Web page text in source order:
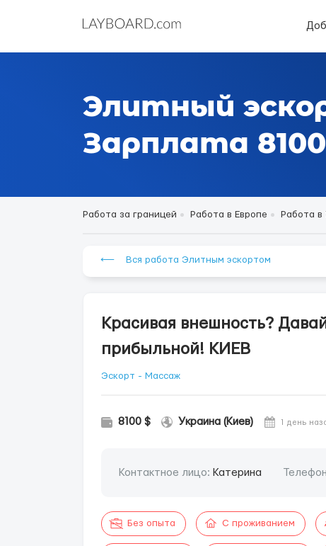
Элитный
Зарплата
Работа за границей Работа в Европе Работа в
⟵ Вся работа Элитным эскортом
Красивая внешность?
прибыльной! КИЕВ
Эскорт - Массаж
8100 $ Украина (Киев) 1 день
Контактное лицо: Катерина
Без опыта С проживанием